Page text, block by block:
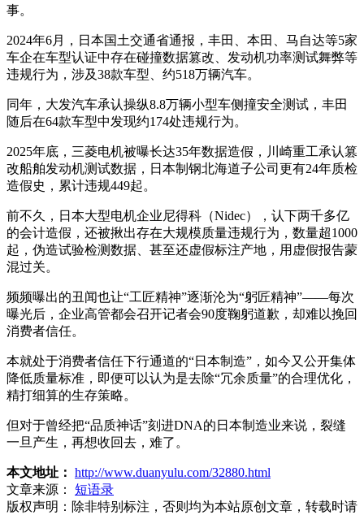
事。
2024年6月，日本国土交通省通报，丰田、本田、马自达等5家
车企在车型认证中存在碰撞数据篡改、发动机功率测试舞弊等
违规行为，涉及38款车型、约518万辆汽车。
同年，大发汽车承认操纵8.8万辆小型车侧撞安全测试，丰田
随后在64款车型中发现约174处违规行为。
2025年底，三菱电机被曝长达35年数据造假，川崎重工承认篡
改船舶发动机测试数据，日本制钢北海道子公司更有24年质检
造假史，累计违规449起。
前不久，日本大型电机企业尼得科（Nidec），认下两千多亿
的会计造假，还被揪出存在大规模质量违规行为，数量超1000
起，伪造试验检测数据、甚至还虚假标注产地，用虚假报告蒙
混过关。
频频曝出的丑闻也让“工匠精神”逐渐沦为“躬匠精神”——每次
曝光后，企业高管都会召开记者会90度鞠躬道歉，却难以挽回
消费者信任。
本就处于消费者信任下行通道的“日本制造”，如今又公开集体
降低质量标准，即便可以认为是去除“冗余质量”的合理优化，
精打细算的生存策略。
但对于曾经把“品质神话”刻进DNA的日本制造业来说，裂缝
一旦产生，再想收回去，难了。
本文地址： http://www.duanyulu.com/32880.html
文章来源：
短语录
版权声明： 除非特别标注，否则均为本站原创文章，转载时请